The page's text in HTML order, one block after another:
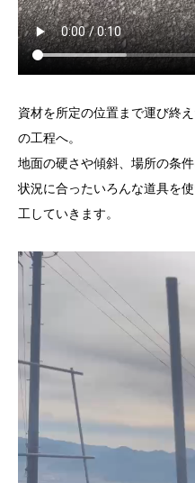
資材を所定の位置まで運び終
の工程へ。
地面の硬さや傾斜、場所の条件
状況に合ったいろんな道具を
工していきます。